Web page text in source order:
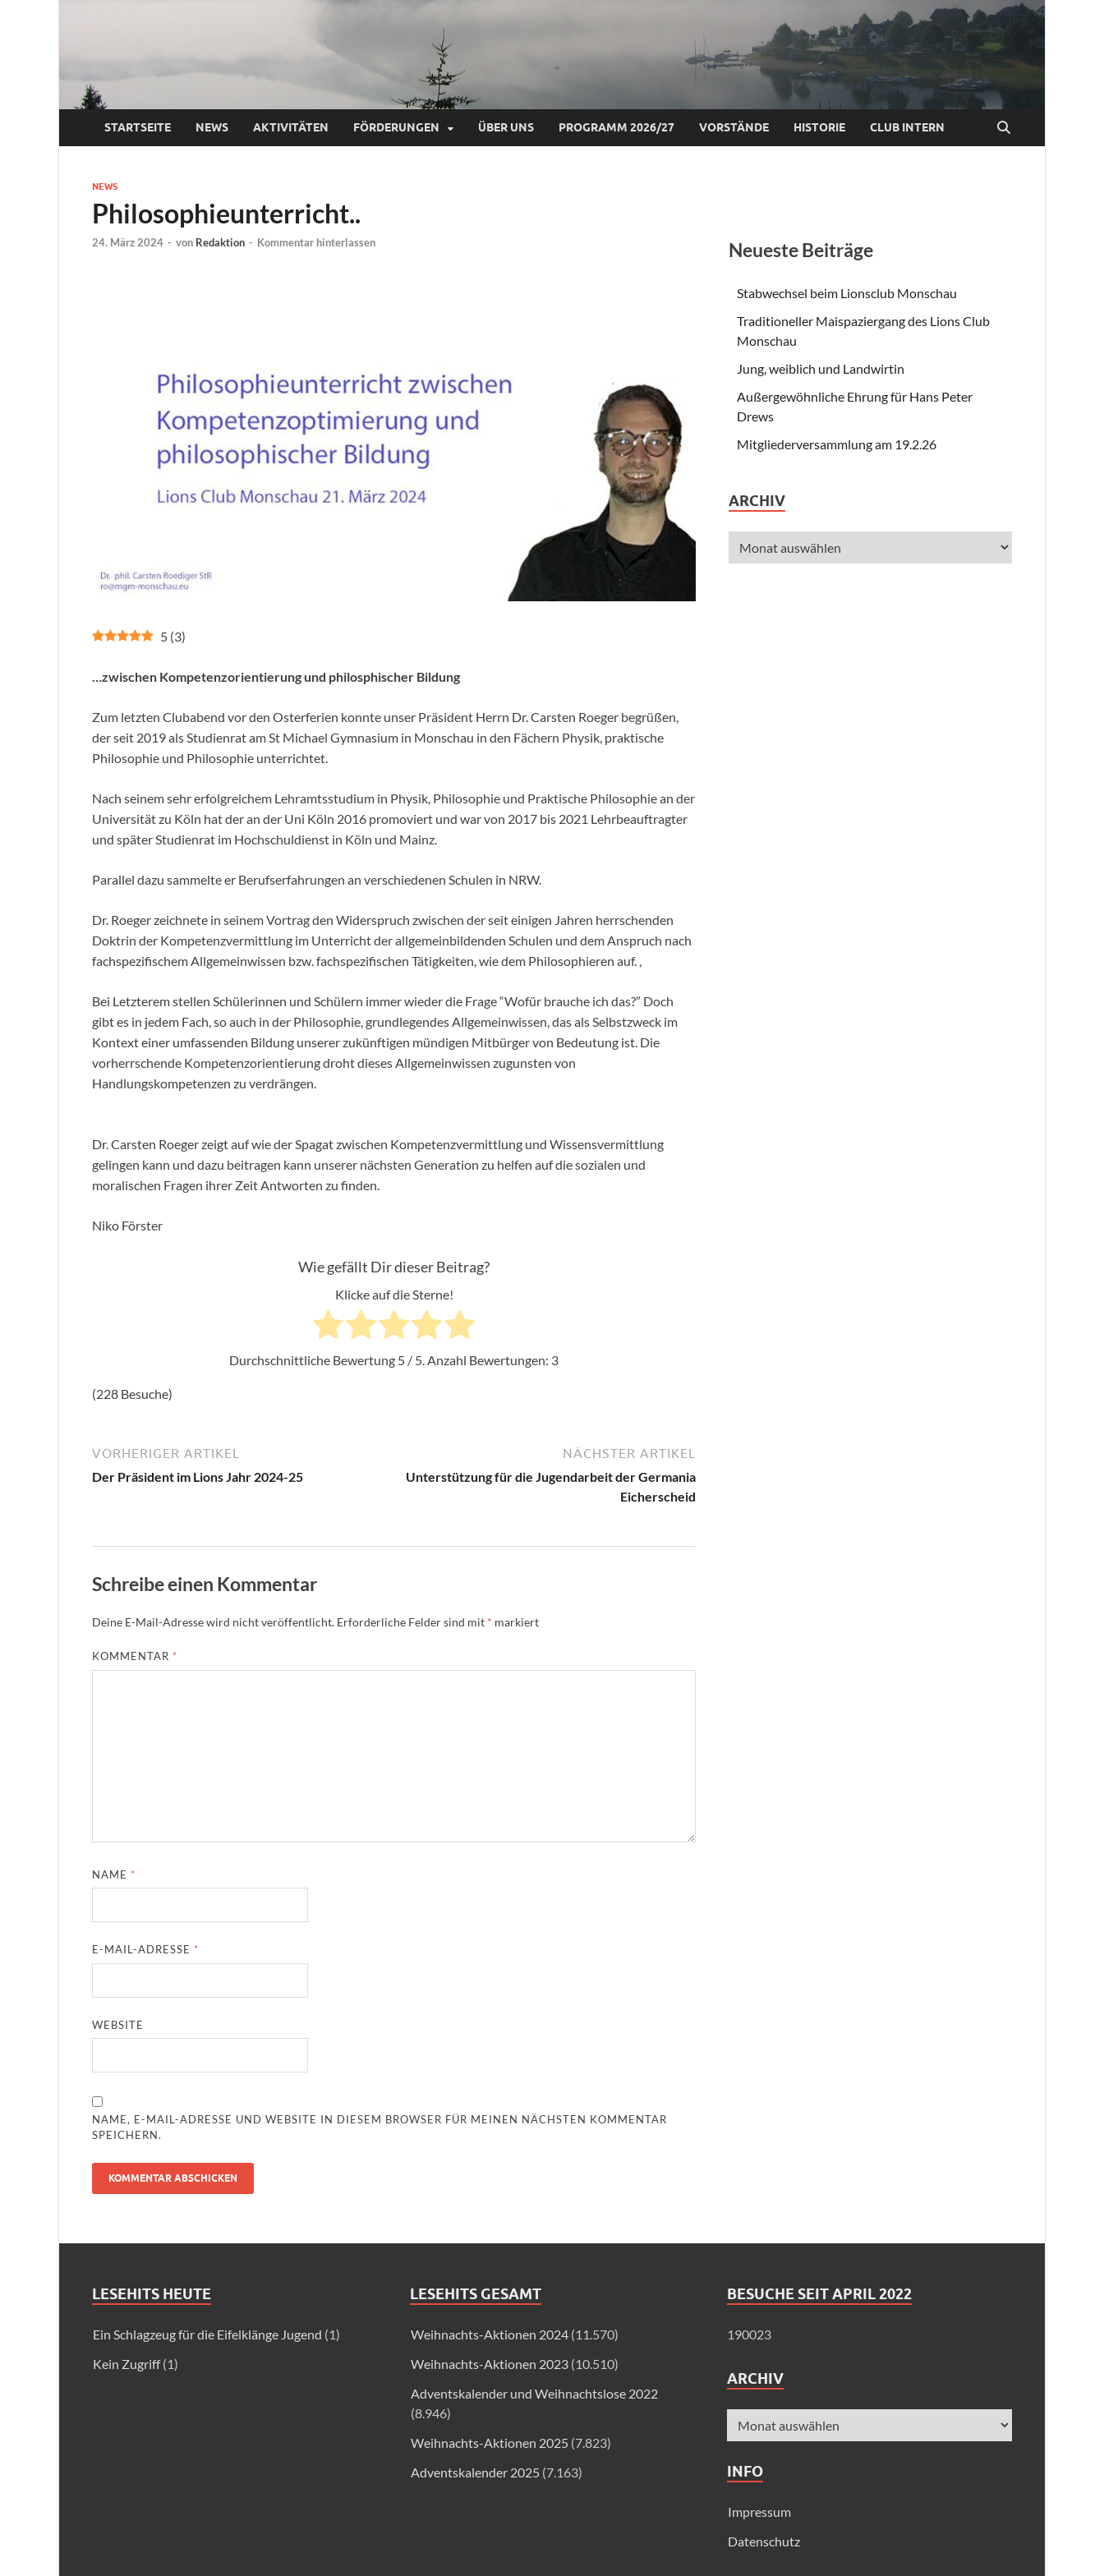
STARTSEITE NEWS AKTIVITÄTEN FÖRDERUNGEN ÜBER UNS PROGRAMM 2026/27 VORSTÄNDE HISTORIE CLUB INTERN
NEWS
Philosophieunterricht..
24. März 2024 - von Redaktion - Kommentar hinterlassen
5 (3)
…zwischen Kompetenzorientierung und philosphischer Bildung
Zum letzten Clubabend vor den Osterferien konnte unser Präsident Herrn Dr. Carsten Roeger begrüßen,
der seit 2019 als Studienrat am St Michael Gymnasium in Monschau in den Fächern Physik, praktische
Philosophie und Philosophie unterrichtet.
Nach seinem sehr erfolgreichem Lehramtsstudium in Physik, Philosophie und Praktische Philosophie an der
Universität zu Köln hat der an der Uni Köln 2016 promoviert und war von 2017 bis 2021 Lehrbeauftragter
und später Studienrat im Hochschuldienst in Köln und Mainz.
Parallel dazu sammelte er Berufserfahrungen an verschiedenen Schulen in NRW.
Dr. Roeger zeichnete in seinem Vortrag den Widerspruch zwischen der seit einigen Jahren herrschenden
Doktrin der Kompetenzvermittlung im Unterricht der allgemeinbildenden Schulen und dem Anspruch nach
fachspezifischem Allgemeinwissen bzw. fachspezifischen Tätigkeiten, wie dem Philosophieren auf. ,
Bei Letzterem stellen Schülerinnen und Schülern immer wieder die Frage “Wofür brauche ich das?” Doch
gibt es in jedem Fach, so auch in der Philosophie, grundlegendes Allgemeinwissen, das als Selbstzweck im
Kontext einer umfassenden Bildung unserer zukünftigen mündigen Mitbürger von Bedeutung ist. Die
vorherrschende Kompetenzorientierung droht dieses Allgemeinwissen zugunsten von
Handlungskompetenzen zu verdrängen.
Dr. Carsten Roeger zeigt auf wie der Spagat zwischen Kompetenzvermittlung und Wissensvermittlung
gelingen kann und dazu beitragen kann unserer nächsten Generation zu helfen auf die sozialen und
moralischen Fragen ihrer Zeit Antworten zu finden.
Niko Förster
Wie gefällt Dir dieser Beitrag?
Klicke auf die Sterne!
Durchschnittliche Bewertung 5 / 5. Anzahl Bewertungen: 3
(228 Besuche)
VORHERIGER ARTIKEL
Der Präsident im Lions Jahr 2024-25
NÄCHSTER ARTIKEL
Unterstützung für die Jugendarbeit der Germania
Eicherscheid
Schreibe einen Kommentar
Deine E-Mail-Adresse wird nicht veröffentlicht. Erforderliche Felder sind mit * markiert
KOMMENTAR *
NAME *
E-MAIL-ADRESSE *
WEBSITE
NAME, E-MAIL-ADRESSE UND WEBSITE IN DIESEM BROWSER FÜR MEINEN NÄCHSTEN KOMMENTAR
SPEICHERN.
Neueste Beiträge
Stabwechsel beim Lionsclub Monschau
Traditioneller Maispaziergang des Lions Club
Monschau
Jung, weiblich und Landwirtin
Außergewöhnliche Ehrung für Hans Peter
Drews
Mitgliederversammlung am 19.2.26
ARCHIV
LESEHITS HEUTE
Ein Schlagzeug für die Eifelklänge Jugend (1)
Kein Zugriff (1)
LESEHITS GESAMT
Weihnachts-Aktionen 2024 (11.570)
Weihnachts-Aktionen 2023 (10.510)
Adventskalender und Weihnachtslose 2022
(8.946)
Weihnachts-Aktionen 2025 (7.823)
Adventskalender 2025 (7.163)
BESUCHE SEIT APRIL 2022
190023
ARCHIV
INFO
Impressum
Datenschutz